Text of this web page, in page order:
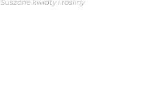
Suszone kwiaty i rośliny